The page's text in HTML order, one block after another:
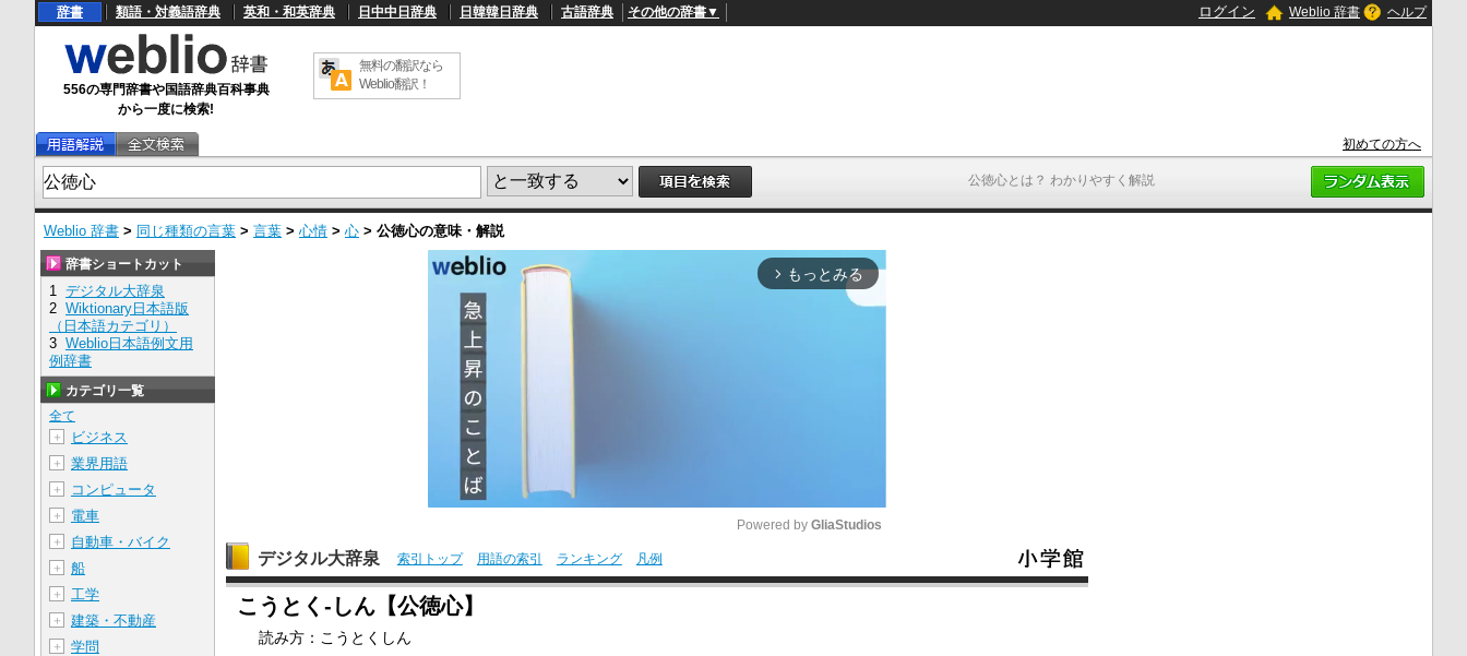
公徳心とは？ わかりやすく解説
辞書 類語・対義語辞典 英和・和英辞典 日中中日辞典 日韓韓日辞典 古語辞典 その他の辞書▼ ログイン Weblio 辞書 ヘルプ
556の専門辞書や国語辞典百科事典
から一度に検索!
無料の翻訳なら
Weblio翻訳！
初めての方へ
Weblio 辞書 > 同じ種類の言葉 > 言葉 > 心情 > 心 > 公徳心の意味・解説
arrow_forward_ios もっとみる
M
Powered by GliaStudios
デジタル大辞泉 索引トップ 用語の索引 ランキング 凡例
こうとく‐しん【公徳心】
読み方：こうとくしん
辞書ショートカット
1 デジタル大辞泉
2 Wiktionary日本語版
（日本語カテゴリ）
3 Weblio日本語例文用
例辞書
カテゴリ一覧
全て
＋
ビジネス
＋ 業界用語
＋ コンピュータ
＋ 電車
＋ 自動車・バイク
＋ 船
＋ 工学
＋ 建築・不動産
＋ 学問